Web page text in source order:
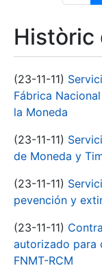
Històric
(23-11-11)
Fábrica
la Moneda
(23-11-11)
de Moneda y
(23-11-11)
pevención y
(23-11-11)
autorizado para
FNMT-RCM